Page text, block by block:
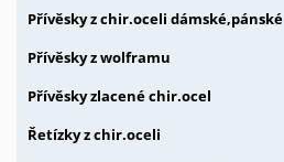
Přívěsky z chir.oceli dámské,pánské
Přívěsky z wolframu
Přívěsky zlacené chir.ocel
Řetízky z chir.oceli